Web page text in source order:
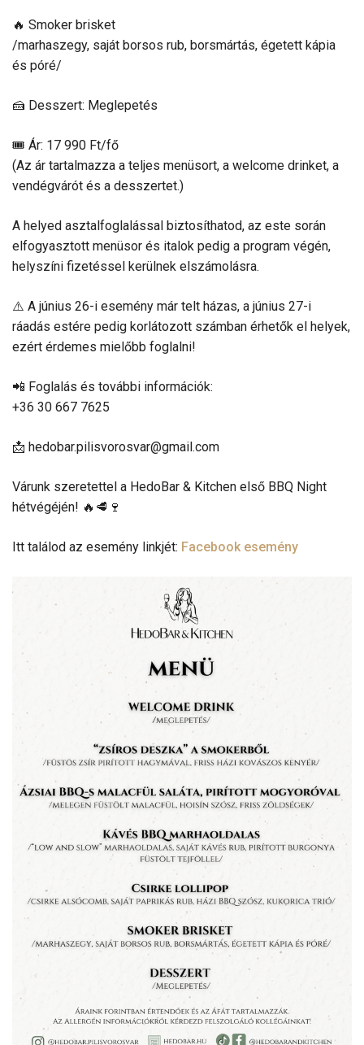
🔥 Smoker brisket
/marhaszegy, saját borsos rub, borsmártás, égetett kápia
és póré/
🍰 Desszert: Meglepetés
🎟 Ár: 17 990 Ft/fő
(Az ár tartalmazza a teljes menüsort, a welcome drinket, a
vendégvárót és a desszertet.)
A helyed asztalfoglalással biztosíthatod, az este során
elfogyasztott menüsor és italok pedig a program végén,
helyszíni fizetéssel kerülnek elszámolásra.
⚠️ A június 26-i esemény már telt házas, a június 27-i
ráadás estére pedig korlátozott számban érhetők el helyek,
ezért érdemes mielőbb foglalni!
📲 Foglalás és további információk:
+36 30 667 7625
📩 hedobar.pilisvorosvar@gmail.com
Várunk szeretettel a HedoBar & Kitchen első BBQ Night
hétvégéjén! 🔥🥩🍷
Itt találod az esemény linkjét: Facebook esemény